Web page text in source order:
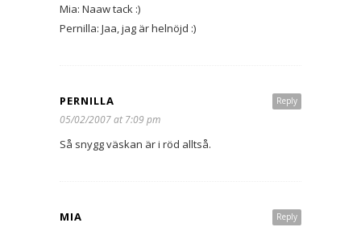
Mia: Naaw tack :)
Pernilla: Jaa, jag är helnöjd :)
Reply
PERNILLA
05/02/2007 at 7:09 pm
Så snygg väskan är i röd alltså.
Reply
MIA